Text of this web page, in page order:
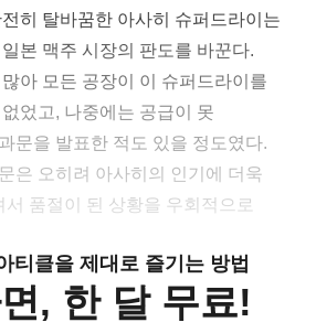
히 탈바꿈한 아사히 슈퍼드라이는
본 맥주 시장의 판도를 바꾼다.
아 모든 공장이 이 슈퍼드라이를
었고, 나중에는 공급이 못
문을 발표한 적도 있을 정도였다.
은 오히려 아사히의 인기에 더욱
서 품절이 된 상황을 우회적으로
티클을 제대로 즐기는 방법
, 한 달 무료!